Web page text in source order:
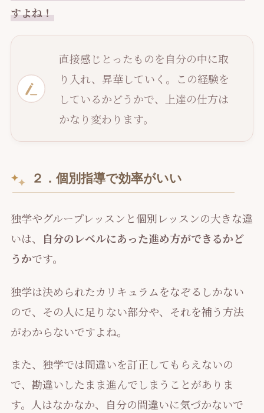
すよね！
直接感じとったものを自分の中に取
り入れ、昇華していく。この経験を
しているかどうかで、上達の仕方は
かなり変わります。
２．個別指導で効率がいい
独学やグループレッスンと個別レッスンの大きな違
いは、
自分のレベルにあった進め方ができるかど
うかです。
独学は決められたカリキュラムをなぞるしかない
ので、その人に足りない部分や、それを補う方法
がわからないですよね。
また、独学では間違いを訂正してもらえないの
で、勘違いしたまま進んでしまうことがありま
す。人はなかなか、自分の間違いに気づかないで